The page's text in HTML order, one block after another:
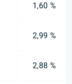
1,60 %
2,99 %
2,88 %